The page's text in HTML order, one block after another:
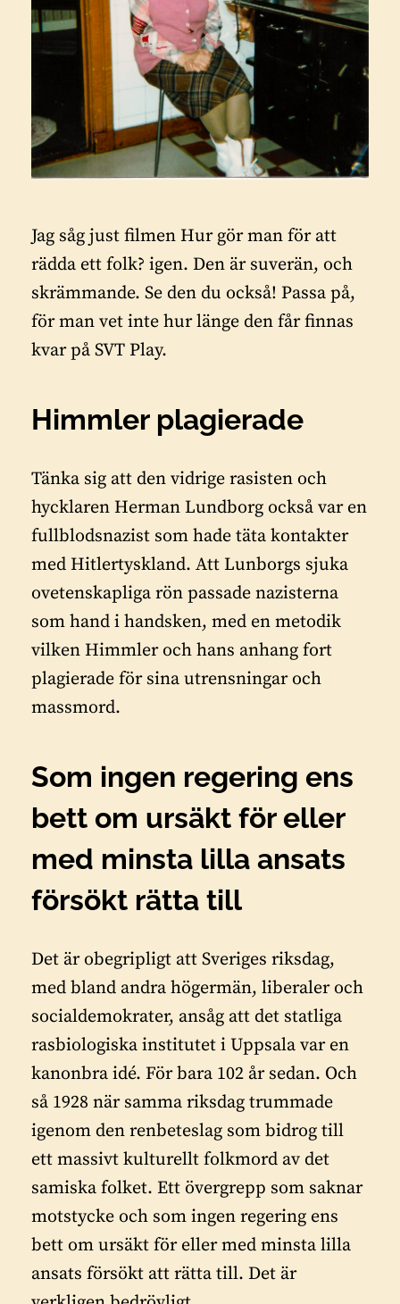
Jag såg just filmen Hur gör man för att
rädda ett folk? igen. Den är suverän, och
skrämmande. Se den du också! Passa på,
för man vet inte hur länge den får finnas
kvar på SVT Play.
Himmler plagierade
Tänka sig att den vidrige rasisten och
hycklaren Herman Lundborg också var en
fullblodsnazist som hade täta kontakter
med Hitlertyskland. Att Lunborgs sjuka
ovetenskapliga rön passade nazisterna
som hand i handsken, med en metodik
vilken Himmler och hans anhang fort
plagierade för sina utrensningar och
massmord.
Som ingen regering ens
bett om ursäkt för eller
med minsta lilla ansats
försökt rätta till
Det är obegripligt att Sveriges riksdag,
med bland andra högermän, liberaler och
socialdemokrater, ansåg att det statliga
rasbiologiska institutet i Uppsala var en
kanonbra idé. För bara 102 år sedan. Och
så 1928 när samma riksdag trummade
igenom den renbeteslag som bidrog till
ett massivt kulturellt folkmord av det
samiska folket. Ett övergrepp som saknar
motstycke och som ingen regering ens
bett om ursäkt för eller med minsta lilla
ansats försökt att rätta till. Det är